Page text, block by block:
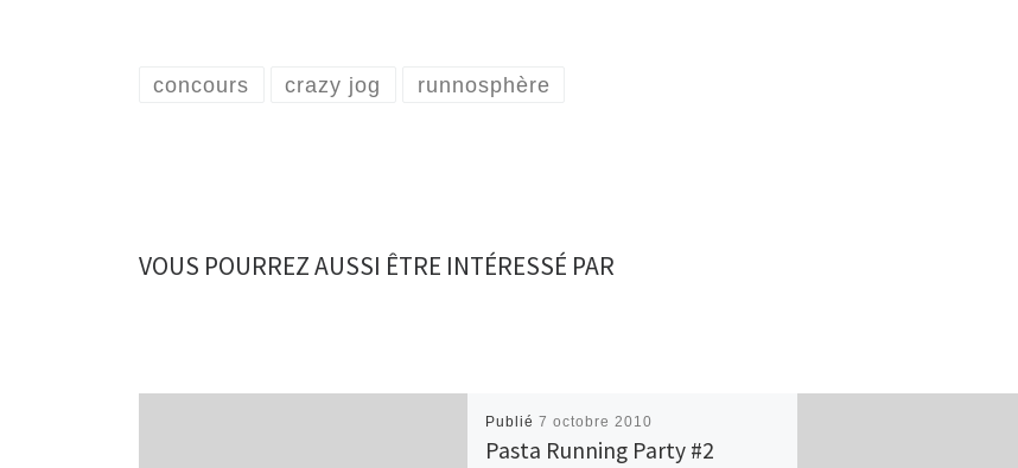
concours crazy jog runnosphère
VOUS POURREZ AUSSI ÊTRE INTÉRESSÉ PAR
Publié 7 octobre 2010
Pasta Running Party #2